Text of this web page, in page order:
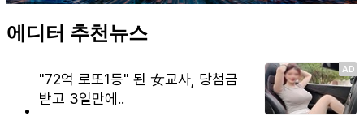
에디터 추천뉴스